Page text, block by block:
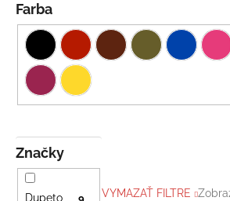
Značky
Dupeto 9
Farba
VYMAZAŤ FILTRE